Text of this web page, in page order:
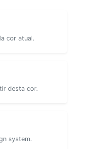
cor atual.
desta cor.
system.